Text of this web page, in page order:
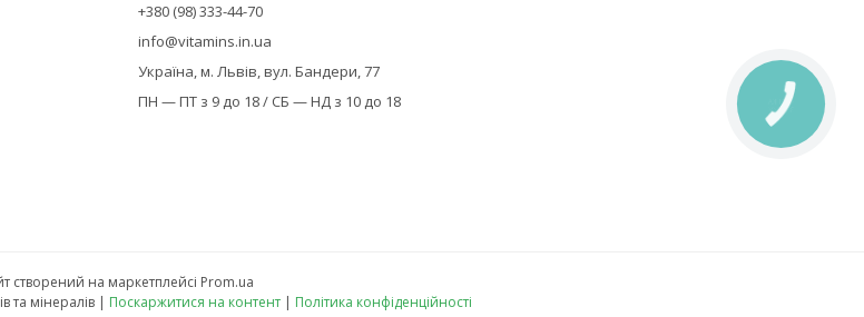
+380 (98) 333-44-70
info@vitamins.in.ua
Україна, м. Львів, вул. Бандери, 77
ПН — ПТ з 9 до 18 / СБ — НД з 10 до 18
створений на маркетплейсі Prom.ua
Vitamins — інтернет-магазин вітамінів та мінералів | Поскаржитися на контент | Політика конфіденційності
КНОПКА
ЗВ'ЯЗКУ